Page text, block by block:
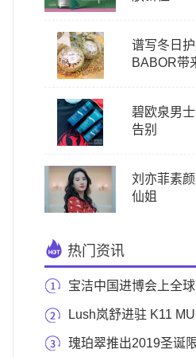
谱写冬日
BABOR带
碧欧泉男
告别
刘亦菲素
仙姐
热门资讯
宝洁中国进博会上全球
素颜仪”，宝
Lush岚舒进驻 K11
瑰珀翠推出2019圣诞